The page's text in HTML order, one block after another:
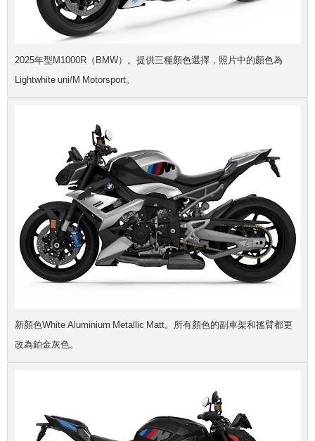
2025年型M1000R（BMW）。提供三種顏色選擇，照片中的顏色為
Lightwhite uni/M Motorsport。
新顏色White Aluminium Metallic Matt。所有顏色的副車架和搖臂都更
改為鉑金灰色。